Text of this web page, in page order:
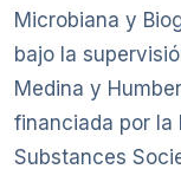
Microbiana y
bajo la
Medina y
financiada por la
Substances